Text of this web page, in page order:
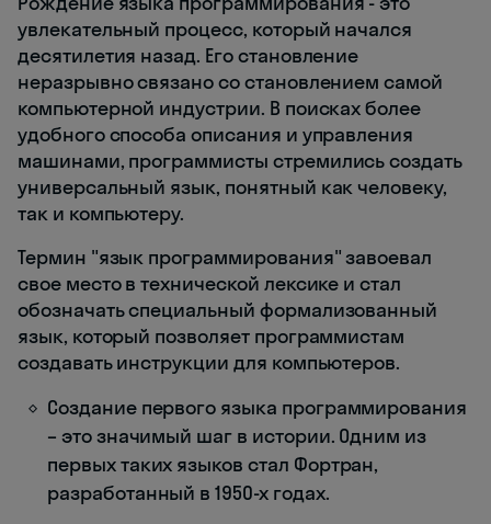
увлекательный процесс, который начался
десятилетия назад. Его становление
неразрывно связано со становлением самой
компьютерной индустрии. В поисках более
удобного способа описания и управления
машинами, программисты стремились создать
универсальный язык, понятный как человеку,
так и компьютеру.
Термин "язык программирования" завоевал
свое место в технической лексике и стал
обозначать специальный формализованный
язык, который позволяет программистам
создавать инструкции для компьютеров.
Создание первого языка программирования
– это значимый шаг в истории. Одним из
первых таких языков стал Фортран,
разработанный в 1950-х годах.